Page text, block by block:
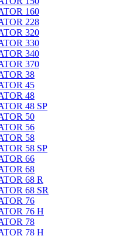
160
228
320
330
340
370
38
45
48
48 SP
50
56
58
58 SP
66
68
68 R
68 SR
76
76 H
78
78 H